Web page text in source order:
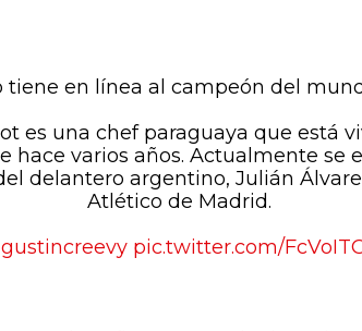
tiene en línea al campeón del
es una chef paraguaya que está
hace varios años. Actualmente se
delantero argentino, Julián
Atlético de Madrid.
pic.twitter.com/